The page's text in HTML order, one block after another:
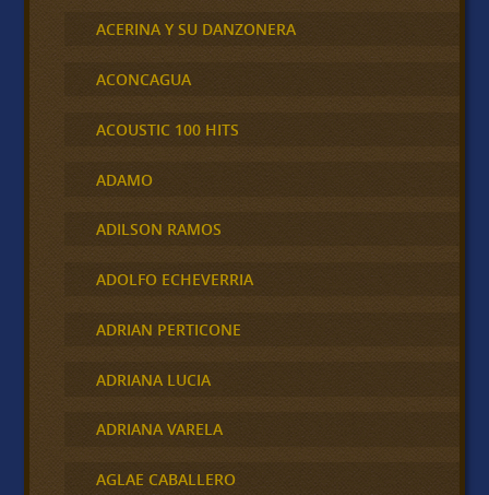
ACERINA Y SU DANZONERA
ACONCAGUA
ACOUSTIC 100 HITS
ADAMO
ADILSON RAMOS
ADOLFO ECHEVERRIA
ADRIAN PERTICONE
ADRIANA LUCIA
ADRIANA VARELA
AGLAE CABALLERO